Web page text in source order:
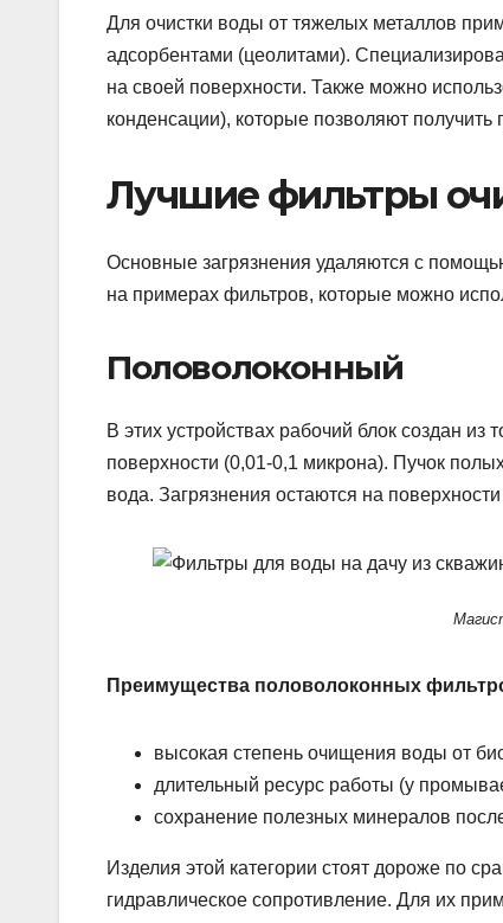
Для очистки воды от тяжелых металлов
адсорбентами (цеолитами).
на своей поверхности. Также можно
конденсации), которые позволяют получить
Лучшие фильтры
Основные загрязнения удаляются с
на примерах фильтров, которые можно
Половолоконный
В этих устройствах рабочий блок создан
поверхности (0,01-0,1 микрона). Пучок
вода. Загрязнения остаются на
Преимущества половолоконных
высокая степень очищения воды от
длительный ресурс работы (у
сохранение полезных минералов
Изделия этой категории стоят дороже по
гидравлическое сопротивление. Для их